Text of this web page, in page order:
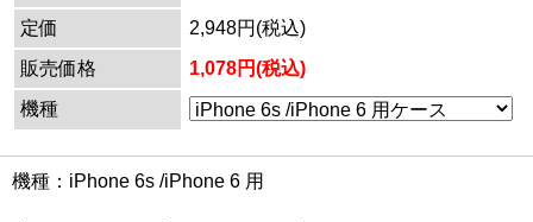
定価
2,948円(税込)
販売価格
1,078円(税込)
機種
機種：iPhone 6s /iPhone 6 用